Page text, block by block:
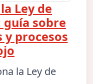
Ley de
guía sobre
y procesos
la Ley de